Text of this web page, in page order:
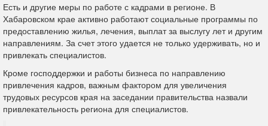
Есть и другие меры по работе с кадрами в регионе. В
Хабаровском крае активно работают социальные программы по
предоставлению жилья, лечения, выплат за выслугу лет и другим
направлениям. За счет этого удается не только удерживать, но и
привлекать специалистов.
Кроме господдержки и работы бизнеса по направлению
привлечения кадров, важным фактором для увеличения
трудовых ресурсов края на заседании правительства назвали
привлекательность региона для специалистов.